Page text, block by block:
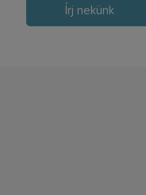
Írj nekünk